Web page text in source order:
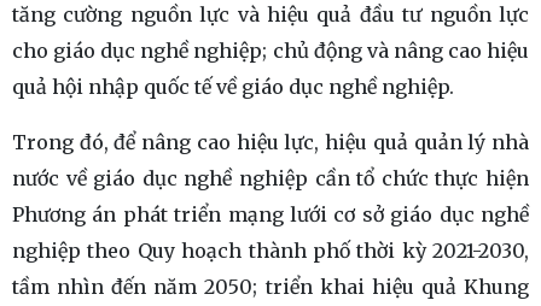
tăng cường nguồn lực và hiệu quả đầu tư nguồn lực
cho giáo dục nghề nghiệp; chủ động và nâng cao hiệu
quả hội nhập quốc tế về giáo dục nghề nghiệp.
Trong đó, để nâng cao hiệu lực, hiệu quả quản lý nhà
nước về giáo dục nghề nghiệp cần tổ chức thực hiện
Phương án phát triển mạng lưới cơ sở giáo dục nghề
nghiệp theo Quy hoạch thành phố thời kỳ 2021-2030,
tầm nhìn đến năm 2050; triển khai hiệu quả Khung